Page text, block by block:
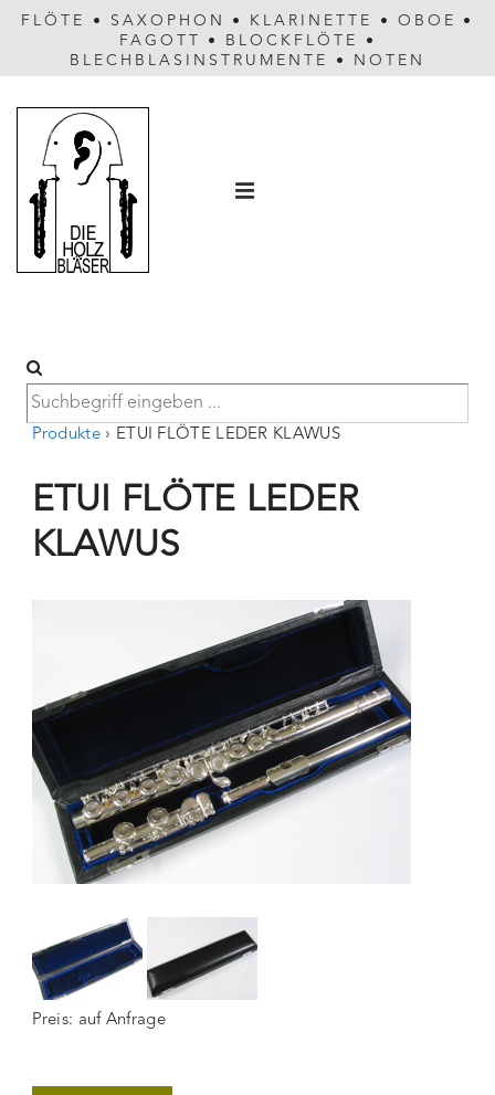
FLÖTE • SAXOPHON • KLARINETTE • OBOE
•
FAGOTT
• BLOCKFLÖTE
•
BLECHBLASINSTRUMENTE
• NOTEN
Produkte › ETUI FLÖTE LEDER KLAWUS
ETUI FLÖTE LEDER
KLAWUS
Preis: auf Anfrage